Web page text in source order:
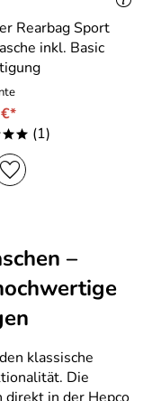
Rearbag Sport
inkl. Basic
(1)
–
klassische
Die